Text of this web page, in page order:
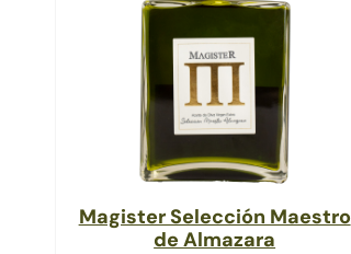
Magister Selección Maestro
de Almazara